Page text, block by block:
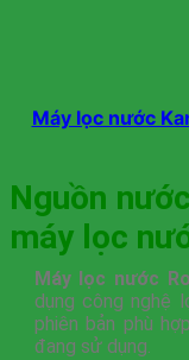
Máy lọc nước
Nguồn
máy lọc
Máy lọc nước
dụng công nghệ
phiên bản phù
đang sử dụng.